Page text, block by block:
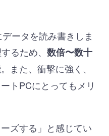
ータを読み書きしま
るため、 数倍〜数十
また、衝撃に強く、
トPCにとってもメリ
ズする」と感じてい